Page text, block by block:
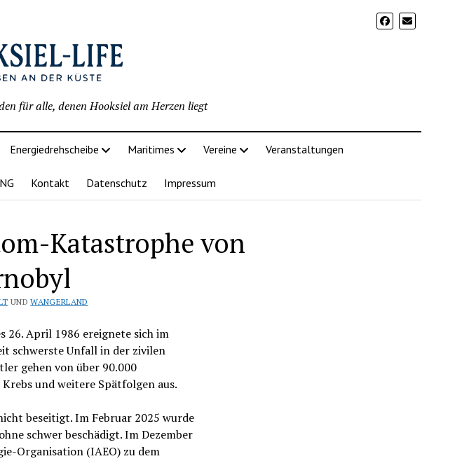
für alle, denen Hooksiel am Herzen liegt
Energiedrehscheibe Maritimes Vereine Veranstaltungen
Kontakt Datenschutz Impressum
Katastrophe von
UNDWANGERLAND
26. April 1986 ereignete sich im
schwerste Unfall in der zivilen
gehen von über 90.000
und weitere Spätfolgen aus.
beseitigt. Im Februar 2025 wurde
schwer beschädigt. Im Dezember
Organisation (IAEO) zu dem